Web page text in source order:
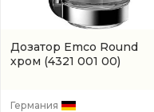
Дозатор Emco Round
хром (4321 001 00)
Германия